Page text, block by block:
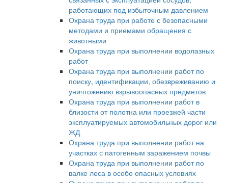
работающих под избыточным давлением
Охрана труда при работе с безопасными
методами и приемами обращения с
животными
Охрана труда при выполнении водолазных
работ
Охрана труда при выполнении работ по
поиску, идентификации, обезвреживанию и
уничтожению взрывоопасных предметов
Охрана труда при выполнении работ в
близости от полотна или проезжей части
эксплуатируемых автомобильных дорог или
ЖД
Охрана труда при выполнении работ на
участках с патогенным заражением почвы
Охрана труда при выполнении работ по
валке леса в особо опасных условиях